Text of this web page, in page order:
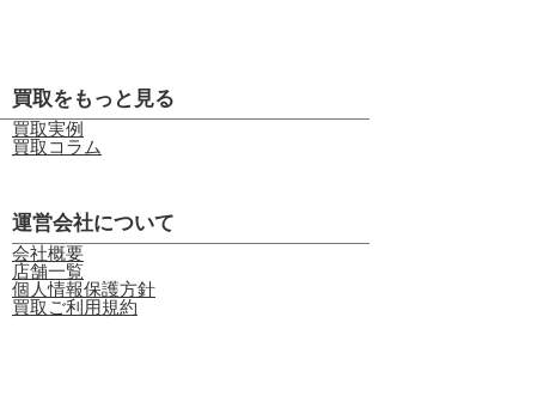
買取をもっと見る
買取実例
買取コラム
運営会社について
会社概要
店舗一覧
個人情報保護方針
買取ご利用規約